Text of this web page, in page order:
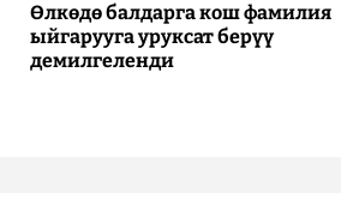
Өлкөдө балдарга кош фамилия
ыйгарууга уруксат берүү
демилгеленди